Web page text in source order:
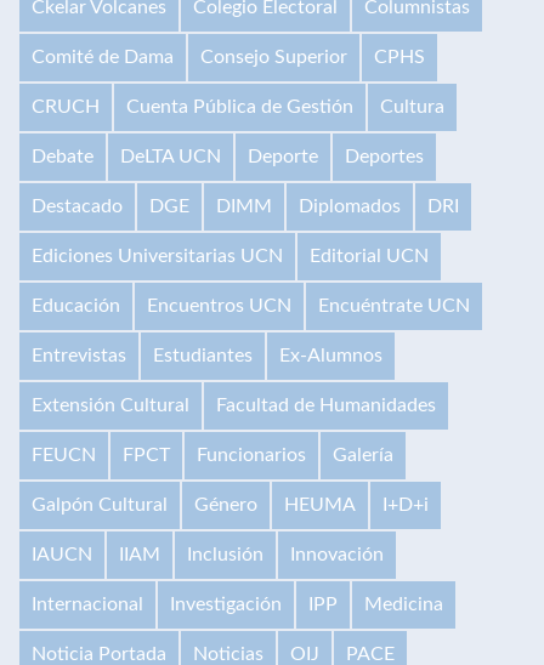
Ckelar Volcanes Colegio Electoral Columnistas
Comité de Dama Consejo Superior CPHS
CRUCH Cuenta Pública de Gestión Cultura
Debate DeLTA UCN Deporte Deportes
Destacado DGE DIMM Diplomados DRI
Ediciones Universitarias UCN Editorial UCN
Educación Encuentros UCN Encuéntrate UCN
Entrevistas Estudiantes Ex-Alumnos
Extensión Cultural Facultad de Humanidades
FEUCN FPCT Funcionarios Galería
Galpón Cultural Género HEUMA I+D+i
IAUCN IIAM Inclusión Innovación
Internacional Investigación IPP Medicina
Noticia Portada Noticias OIJ PACE